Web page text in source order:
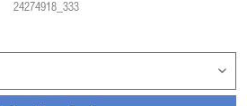
24274918_333